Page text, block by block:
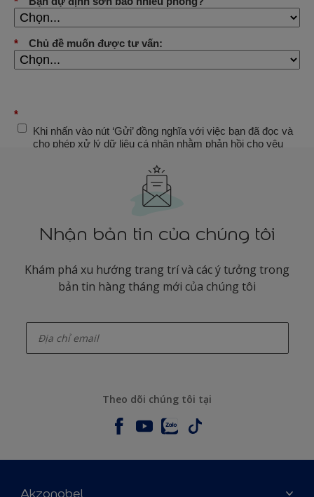
Nhận bản tin của chúng tôi
Khám phá xu hướng trang trí và các ý tưởng trong
bản tin hàng tháng mới của chúng tôi
Theo dõi chúng tôi tại
Akzonobel